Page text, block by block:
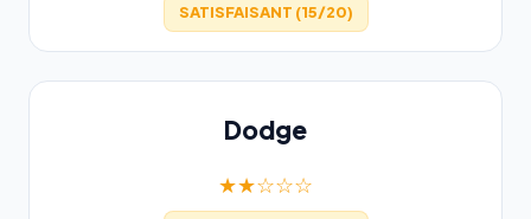
SATISFAISANT (15/20)
Dodge
★★☆☆☆